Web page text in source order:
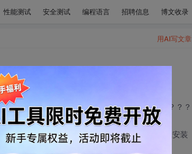
性能测试 安全测试 编程语言 招聘信息 博文收录
。为什么弹出对话框应用程序路径无效呢？？？？
认IE浏览器给修改了，我是使用中文版。还有我安装
用AI写文章